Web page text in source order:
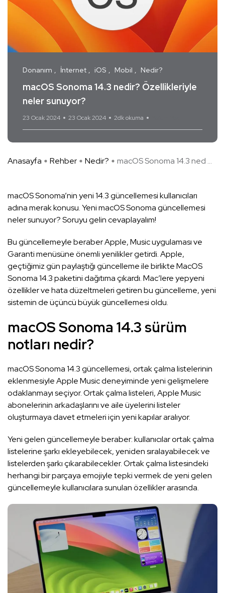
Donanım İnternet iOS Mobil Nedir?
macOS Sonoma‌‌ 14.3‌ nedir? Özellikleriyle
neler sunuyor?
23 Ocak 2024 23 Ocak 2024 2dk okuma
Anasayfa Rehber Nedir? macOS Sonoma‌‌ 14.3‌ ned ...
macOS Sonoma‌‌’nin yeni 14.3‌ güncellemesi kullanıcıları
adına merak konusu. Yeni macOS Sonoma güncellemesi
neler sunuyor? Soruyu gelin cevaplayalım!
Bu güncellemeyle beraber Apple, Music uygulaması ve
Garanti menüsüne önemli yenilikler getirdi. Apple,
geçtiğimiz gün paylaştığı güncelleme ile birlikte MacOS
Sonoma 14.3 paketini dağıtıma çıkardı. Mac’lere yepyeni
özellikler ve hata düzeltmeleri getiren bu güncelleme, yeni
sistemin de üçüncü büyük güncellemesi oldu.
macOS Sonoma 14.3 sürüm
notları nedir?
macOS Sonoma 14.3 güncellemesi, ortak çalma listelerinin
eklenmesiyle Apple Music deneyiminde yeni gelişmelere
odaklanmayı seçiyor. Ortak çalma listeleri, Apple Music
abonelerinin arkadaşlarını ve aile üyelerini listeler
oluşturmaya davet etmeleri için yeni kapılar aralıyor.
Yeni gelen güncellemeyle beraber: kullanıcılar ortak çalma
listelerine şarkı ekleyebilecek, yeniden sıralayabilecek ve
listelerden şarkı çıkarabilecekler. Ortak çalma listesindeki
herhangi bir parçaya emojiyle tepki vermek de yeni gelen
güncellemeyle kullanıcılara sunulan özellikler arasında.